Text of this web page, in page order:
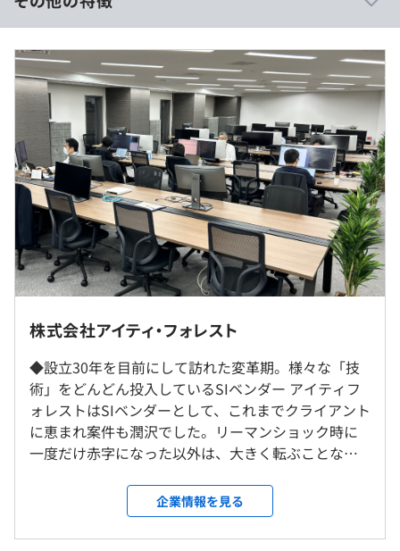
準で用意されているのが大きな特徴です。機能の開発やカ
スタマイズも自由にできるため、ユーザーに最適なWeb
システムを迅速に提供できます。当社は、米国Liferay社の
正式パートナーであり、長年の経験と他社にはない独自の
ノウハウにより、お客様に合わせたサービスを提供してい
ます。
・新しいデータベースの技術「NoSQLデータベース」を
活用。この領域で先行しているプロダクト、
『MarkLogic』（米国MarkLogic社）とも正式パートナー
契約を締結し、顧客向けの開発をおこなっています。事前
のモデリングや複雑な変換インタフェースを実装すること
なく、異機種環境にあるさまざまな形態やフォーマットの
データを統合的に管理・利用できる点が特徴。近年のニー
DB技術として注目され、市場ニーズが急拡大中。10年先
を見据える技術に触れられます。
・ホテルチャネルマネジャー連携システム構築（大手旅行
代理店）
・生命保険会社様コーポレートサイトリニューアル（生命
東京本社の中で開発する案件50％
お客様先（基本的に23区内）にチームで常駐の上で開発
する案件50％
※リモート頻度は案件により異なります（9割の案件は週
2～3日リモートOK）。
就業場所の変更範囲
＜雇入時＞
会社の定める場所
■賃金形態：年俸制（年俸を12分割）
■賃金の決定方法：当社規定により決定いたします
■月給：約30.83万円〜49.91万円
・基本給：約230,183円〜
・固定残業代：30時間分、約78,117円～（超過分は別
途支給）
（※想定年収は年収提示額を保証するものではありません）
基本10：00〜19：00（8時間勤務）
休憩時間：60分
平均残業時間：平均10-20時間／月
・完全週休2日制（土・日）
株式会社アイティ・フォレスト
◆設立30年を目前にして訪れた変革期。様々な「技
術」をどんどん投入しているSIベンダー アイティフ
ォレストはSIベンダーとして、これまでクライアント
に恵まれ案件も潤沢でした。リーマンショック時に
一度だけ赤字になった以外は、大きく転ぶことなく
す。 ただ、このまま「堅調」のペースで良いものか
と社内で議論になることもあり、より「急成長」を
するために、抜本的な動きをするタイミングに差し
企業情報を見る